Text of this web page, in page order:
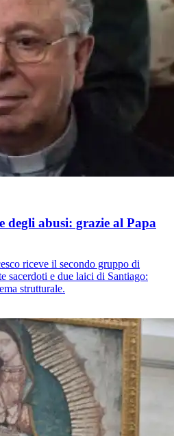
degli abusi: grazie al Papa
riceve il secondo gruppo di
sacerdoti e due laici di Santiago:
strutturale.